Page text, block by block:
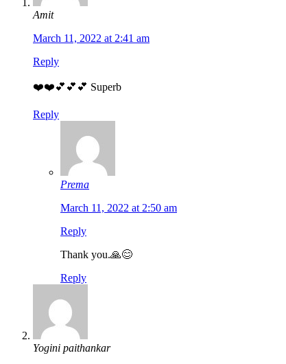
Amit
March 11, 2022 at 2:41 am
Reply
❤️❤️💕💕💕 Superb
Reply
Prema
March 11, 2022 at 2:50 am
Reply
Thank you.🙏😊
Reply
Yogini paithankar